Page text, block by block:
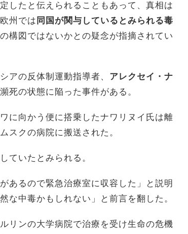
したと伝えられることもあって、真相は
州では 同国が関与しているとみられる毒
構図ではないかとの疑念が指摘されてい
アの反体制運動指導者、 アレクセイ・ナ
死の状態に陥った事件がある。
に向かう便に搭乗したナワリヌイ氏は離
スクの病院に搬送された。
ていたとみられる。
あるので緊急治療室に収容した」と説明
な中毒かもしれない」と前言を翻した。
リンの大学病院で治療を受け生命の危機